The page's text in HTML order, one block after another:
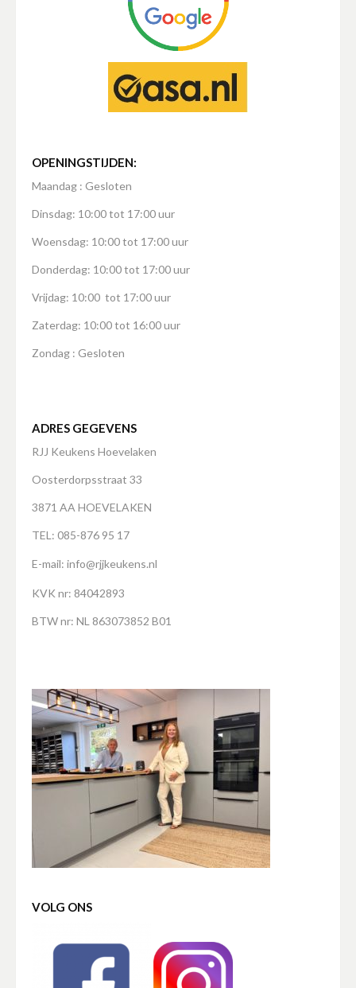
OPENINGSTIJDEN:
Maandag : Gesloten
Dinsdag: 10:00 tot 17:00 uur
Woensdag: 10:00 tot 17:00 uur
Donderdag: 10:00 tot 17:00 uur
Vrijdag: 10:00 tot 17:00 uur
Zaterdag: 10:00 tot 16:00 uur
Zondag : Gesloten
ADRES GEGEVENS
RJJ Keukens Hoevelaken
Oosterdorpsstraat 33
3871 AA HOEVELAKEN
TEL: 085-876 95 17
E-mail: info@rjjkeukens.nl
KVK nr: 84042893
BTW nr: NL 863073852 B01
VOLG ONS